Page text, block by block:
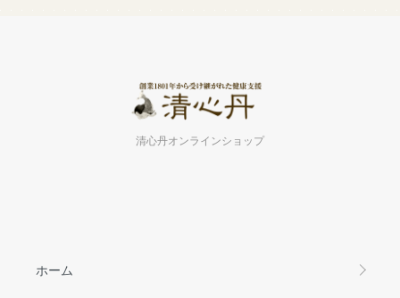
清心丹オンラインショップ
ホーム